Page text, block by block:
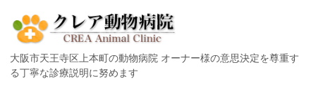
大阪市天王寺区上本町の動物病院 オーナー様の意思決定を尊重す
る丁寧な診療説明に努めます